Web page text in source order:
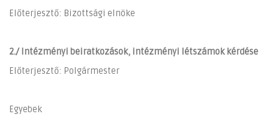
Előterjesztő: Bizottsági elnöke
2./ Intézményi beiratkozások, intézményi létszámok kérdése
Előterjesztő: Polgármester
Egyebek